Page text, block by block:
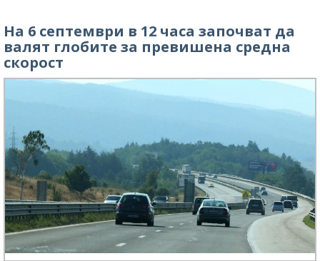
На 6 септември в 12 часа започват да
валят глобите за превишена средна
скорост